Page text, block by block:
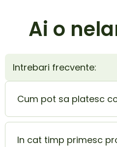
Ai o
Intrebari frecvente:
Cum pot sa platesc
Plata la livrare (ramburs)
mai usor mod de plata. In
In cat timp primesc